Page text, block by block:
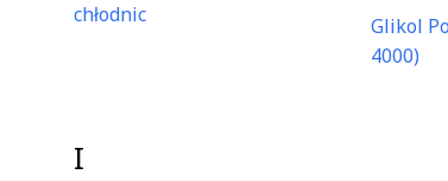
chłodnic
Glikol
4000)
I